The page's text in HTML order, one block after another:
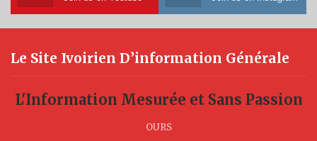
Le Site Ivoirien D’information Générale
L'Information Mesurée et Sans Passion
OURS